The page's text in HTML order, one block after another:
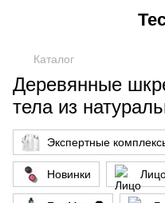
Каталог
Деревянные
тела из
Экспертные
Новинки